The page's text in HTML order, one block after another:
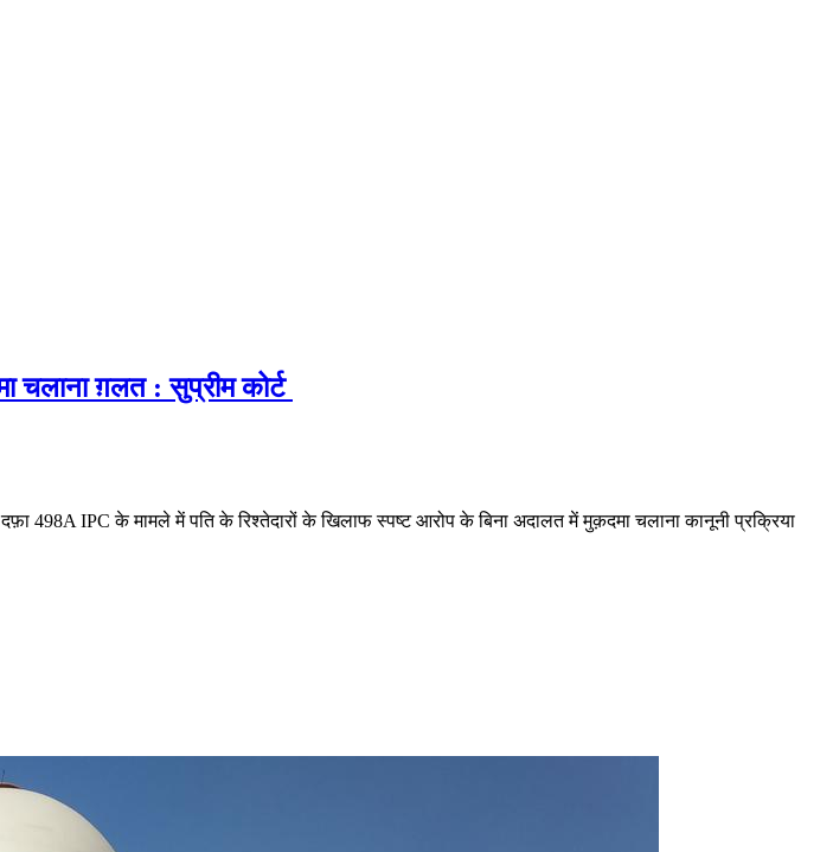
चलाना ग़लत : सुप्रीम कोर्ट
498A IPC के मामले में पति के रिश्तेदारों के खिलाफ स्पष्ट आरोप के बिना अदालत में मुक़दमा चलाना कानूनी प्रक्रिया